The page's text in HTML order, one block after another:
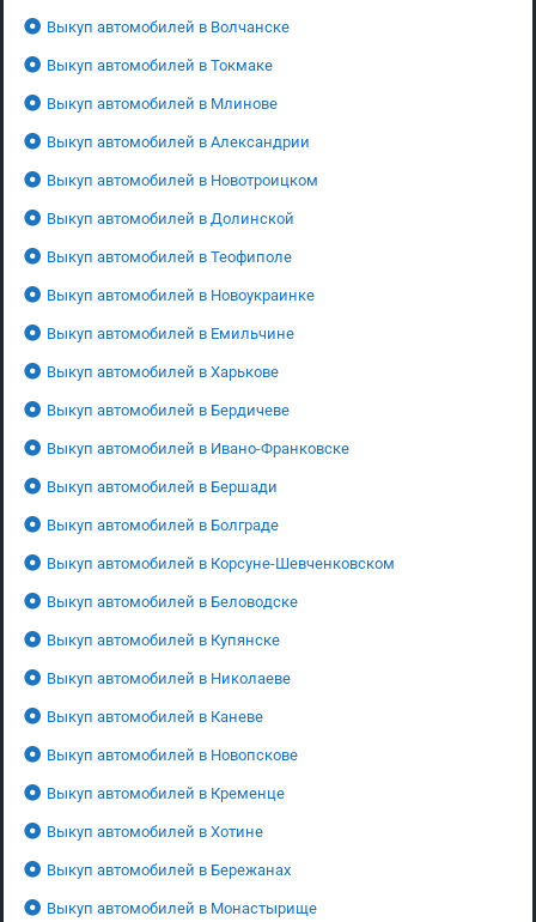
Выкуп автомобилей в Волчанске
Выкуп автомобилей в Токмаке
Выкуп автомобилей в Млинове
Выкуп автомобилей в Александрии
Выкуп автомобилей в Новотроицком
Выкуп автомобилей в Долинской
Выкуп автомобилей в Теофиполе
Выкуп автомобилей в Новоукраинке
Выкуп автомобилей в Емильчине
Выкуп автомобилей в Харькове
Выкуп автомобилей в Бердичеве
Выкуп автомобилей в Ивано-Франковске
Выкуп автомобилей в Бершади
Выкуп автомобилей в Болграде
Выкуп автомобилей в Корсуне-Шевченковском
Выкуп автомобилей в Беловодске
Выкуп автомобилей в Купянске
Выкуп автомобилей в Николаеве
Выкуп автомобилей в Каневе
Выкуп автомобилей в Новопскове
Выкуп автомобилей в Кременце
Выкуп автомобилей в Хотине
Выкуп автомобилей в Бережанах
Выкуп автомобилей в Монастырище